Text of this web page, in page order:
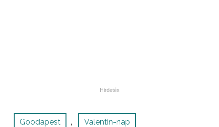
Goodapest , Valentin-nap